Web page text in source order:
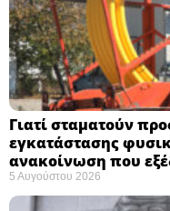
Γιατί σταματούν
εγκατάστασης
ανακοίνωση που
5 Αυγούστου 2026